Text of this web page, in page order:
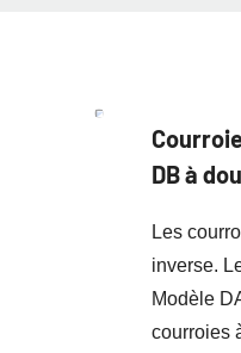
DB à
Les
inverse.
Modèle
courroies